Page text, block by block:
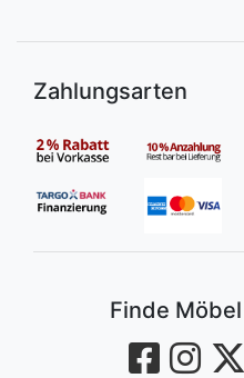
Zahlungsarten
Finde